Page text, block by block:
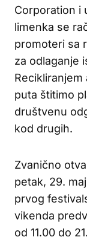
Corporation i
limenka se
promoteri sa
za odlaganje
puta štitimo
društvenu
kod drugih.
Zvanično
petak, 29.
prvog
vikenda
od 11.00 do